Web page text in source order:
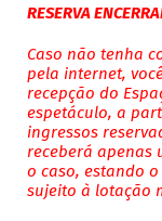
RESERVA
Caso não tenha
pela internet,
recepção do
espetáculo, a
ingressos
receberá apenas
o caso, estando
sujeito à lotação